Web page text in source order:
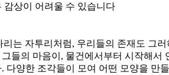
상이 어려울 수 있습니다
는 자투리처럼, 우리들의 존재도 그
들의 마음이, 물건에서부터 시작해
양한 조각들이 모여 어떤 모양을